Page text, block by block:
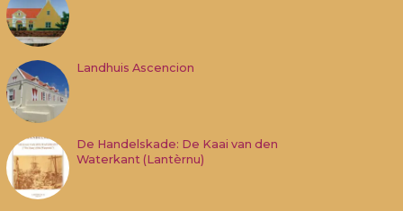
Landhuis Ascencion
De Handelskade: De Kaai van den
Waterkant (Lantèrnu)